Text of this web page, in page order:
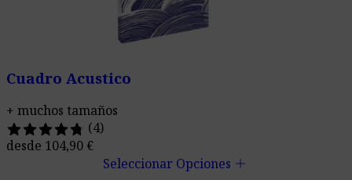
Cuadro Acustico
+ muchos tamaños
(4)
desde 104,90 €
Seleccionar Opciones add